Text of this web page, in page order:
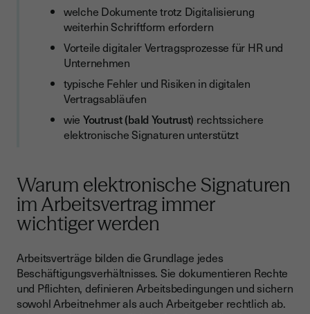
welche Dokumente trotz Digitalisierung
weiterhin Schriftform erfordern
Vorteile digitaler Vertragsprozesse für HR und
Unternehmen
typische Fehler und Risiken in digitalen
Vertragsabläufen
wie Youtrust (bald Youtrust) rechtssichere
elektronische Signaturen unterstützt
Warum elektronische Signaturen
im Arbeitsvertrag immer
wichtiger werden
Arbeitsverträge bilden die Grundlage jedes
Beschäftigungsverhältnisses. Sie dokumentieren Rechte
und Pflichten, definieren Arbeitsbedingungen und sichern
sowohl Arbeitnehmer als auch Arbeitgeber rechtlich ab.